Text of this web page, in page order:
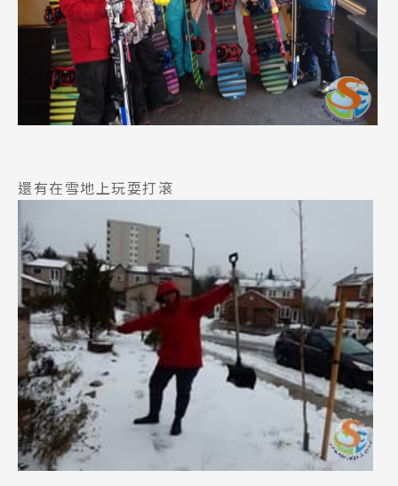
還有在雪地上玩耍打滾